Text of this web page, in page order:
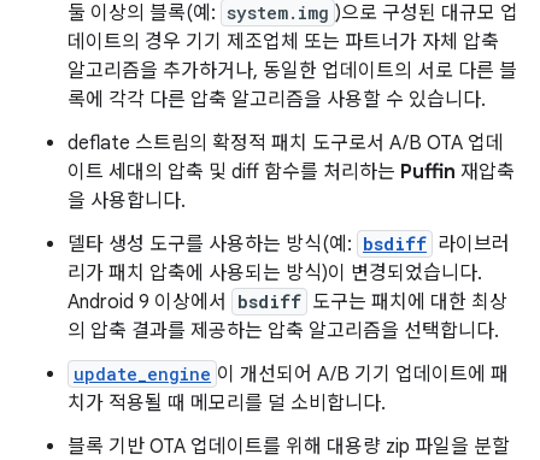
둘 이상의 블록(예: system.img )으로 구성된 대규모 업
데이트의 경우 기기 제조업체 또는 파트너가 자체 압축
알고리즘을 추가하거나, 동일한 업데이트의 서로 다른 블
록에 각각 다른 압축 알고리즘을 사용할 수 있습니다.
deflate 스트림의 확정적 패치 도구로서 A/B OTA 업데
이트 세대의 압축 및 diff 함수를 처리하는 Puffin 재압축
을 사용합니다.
델타 생성 도구를 사용하는 방식(예: bsdiff 라이브러
리가 패치 압축에 사용되는 방식)이 변경되었습니다.
Android 9 이상에서
bsdiff 도구는 패치에 대한 최상
의 압축 결과를 제공하는 압축 알고리즘을 선택합니다.
update_engine 이 개선되어 A/B 기기 업데이트에 패
치가 적용될 때 메모리를 덜 소비합니다.
블록 기반 OTA 업데이트를 위해 대용량 zip 파일을 분할